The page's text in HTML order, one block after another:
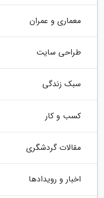
معماری و عمران
طراحی سایت
سبک زندگی
کسب و کار
مقالات گردشگری
اخبار و رویدادها